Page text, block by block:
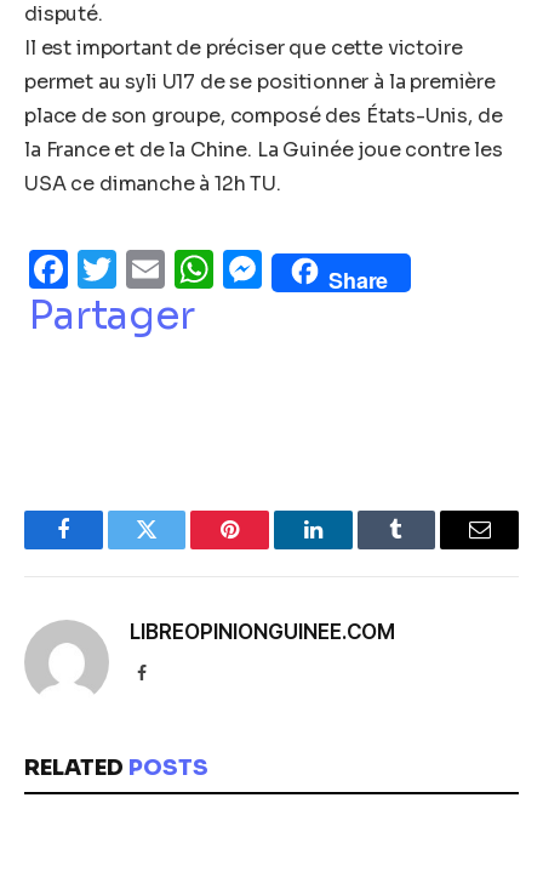
disputé.
Il est important de préciser que cette victoire
permet au syli U17 de se positionner à la première
place de son groupe, composé des États-Unis, de
la France et de la Chine. La Guinée joue contre les
USA ce dimanche à 12h TU.
Facebook
Twitter
EmailWhatsApp
Messenger
Share
Partager
FacebookTwitter Pinterest LinkedInTumblr Email
LIBREOPINIONGUINEE.COM
Facebook
RELATED POSTS